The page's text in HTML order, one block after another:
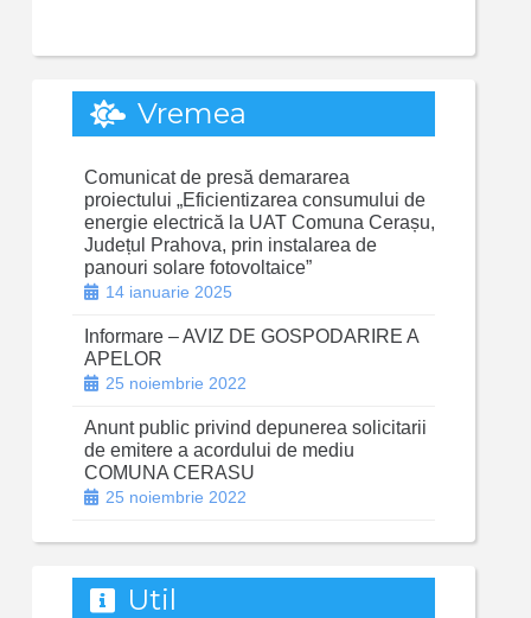
Vremea
Comunicat de presă demararea
proiectului „Eficientizarea consumului de
energie electrică la UAT Comuna Cerașu,
Județul Prahova, prin instalarea de
panouri solare fotovoltaice”
14 ianuarie 2025
Informare – AVIZ DE GOSPODARIRE A
APELOR
25 noiembrie 2022
Anunt public privind depunerea solicitarii
de emitere a acordului de mediu
COMUNA CERASU
25 noiembrie 2022
Util